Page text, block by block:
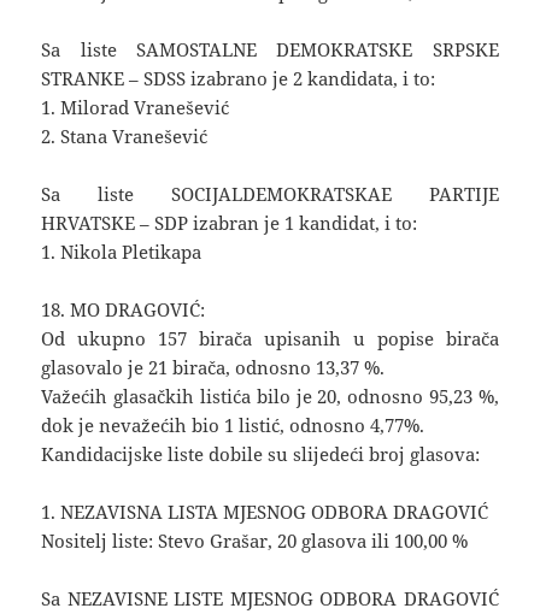
Sa liste SAMOSTALNE DEMOKRATSKE SRPSKE
STRANKE – SDSS izabrano je 2 kandidata, i to:
1. Milorad Vranešević
2. Stana Vranešević
Sa liste SOCIJALDEMOKRATSKAE PARTIJE
HRVATSKE – SDP izabran je 1 kandidat, i to:
1. Nikola Pletikapa
18. MO DRAGOVIĆ:
Od ukupno 157 birača upisanih u popise birača
glasovalo je 21 birača, odnosno 13,37 %.
Važećih glasačkih listića bilo je 20, odnosno 95,23 %,
dok je nevažećih bio 1 listić, odnosno 4,77%.
Kandidacijske liste dobile su slijedeći broj glasova:
1. NEZAVISNA LISTA MJESNOG ODBORA DRAGOVIĆ
Nositelj liste: Stevo Grašar, 20 glasova ili 100,00 %
Sa NEZAVISNE LISTE MJESNOG ODBORA DRAGOVIĆ